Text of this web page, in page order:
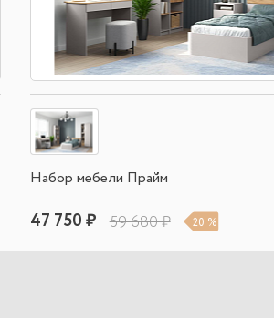
Набор мебели Прайм
47 750 ₽ 59 680 ₽ 20 %